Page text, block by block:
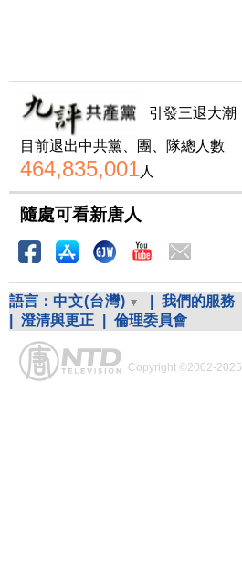
引發三退大潮
目前退出中共黨、團、隊總人數
464,835,001人
隨處可看新唐人
語言： 中文(台灣) 我們的服務
澄清與更正 倫理委員會
Copyright ©2002-2025